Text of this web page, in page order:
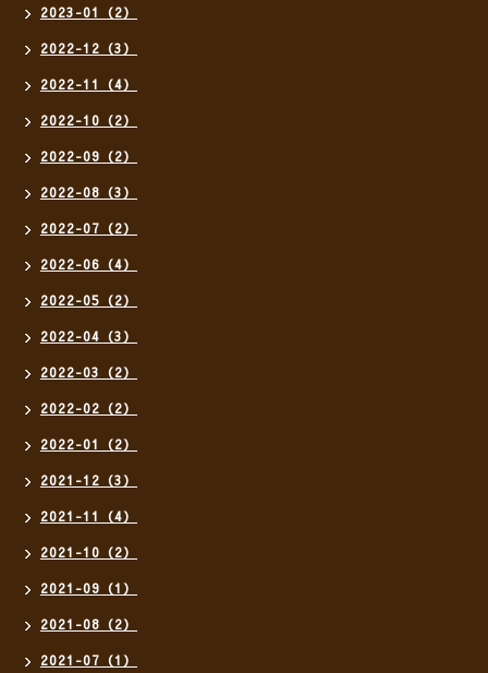
2023-01（2）
2022-12（3）
2022-11（4）
2022-10（2）
2022-09（2）
2022-08（3）
2022-07（2）
2022-06（4）
2022-05（2）
2022-04（3）
2022-03（2）
2022-02（2）
2022-01（2）
2021-12（3）
2021-11（4）
2021-10（2）
2021-09（1）
2021-08（2）
2021-07（1）